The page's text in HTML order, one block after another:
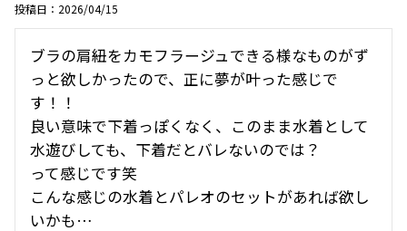
投稿日 2026/04/15
ブラの肩紐をカモフラージュできる様なものがず
っと欲しかったので、正に夢が叶った感じで
す！！
良い意味で下着っぽくなく、このまま水着として
水遊びしても、下着だとバレないのでは？
って感じです笑
こんな感じの水着とパレオのセットがあれば欲し
いかも…